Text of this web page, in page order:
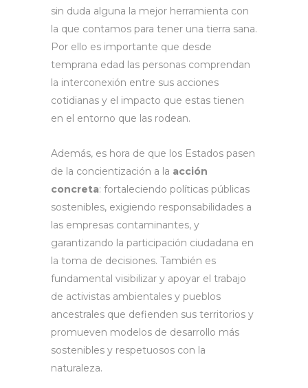
sin duda alguna la mejor herramienta con
la que contamos para tener una tierra sana.
Por ello es importante que desde
temprana edad las personas comprendan
la interconexión entre sus acciones
cotidianas y el impacto que estas tienen
en el entorno que las rodean.
Además, es hora de que los Estados pasen
de la concientización a la acción
concreta: fortaleciendo políticas públicas
sostenibles, exigiendo responsabilidades a
las empresas contaminantes, y
garantizando la participación ciudadana en
la toma de decisiones. También es
fundamental visibilizar y apoyar el trabajo
de activistas ambientales y pueblos
ancestrales que defienden sus territorios y
promueven modelos de desarrollo más
sostenibles y respetuosos con la
naturaleza.